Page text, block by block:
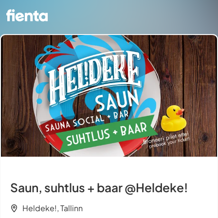
Saun, suhtlus + baar @Heldeke!
Heldeke!, Tallinn